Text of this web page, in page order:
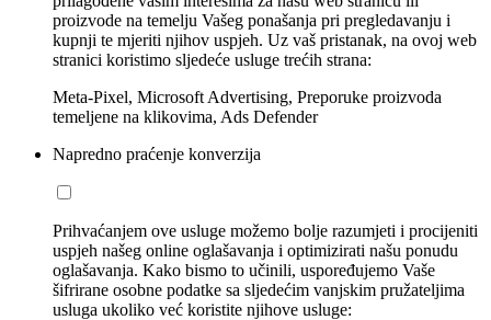
proizvode na temelju Vašeg ponašanja pri pregledavanju i
kupnji te mjeriti njihov uspjeh. Uz vaš pristanak, na ovoj web
stranici koristimo sljedeće usluge trećih strana:
Meta-Pixel, Microsoft Advertising, Preporuke proizvoda
temeljene na klikovima, Ads Defender
Napredno praćenje konverzija
Prihvaćanjem ove usluge možemo bolje razumjeti i procijeniti
uspjeh našeg online oglašavanja i optimizirati našu ponudu
oglašavanja. Kako bismo to učinili, uspoređujemo Vaše
šifrirane osobne podatke sa sljedećim vanjskim pružateljima
usluga ukoliko već koristite njihove usluge: